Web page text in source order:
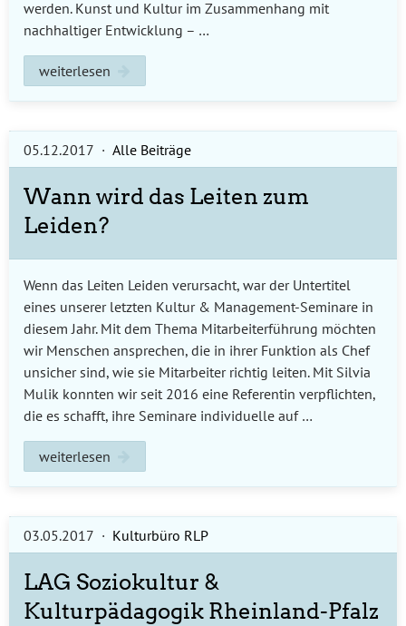
werden. Kunst und Kultur im Zusammenhang mit
nachhaltiger Entwicklung – …
weiterlesen
05.12.2017 · Alle Beiträge
Wann wird das Leiten zum
Leiden?
Wenn das Leiten Leiden verursacht, war der Untertitel
eines unserer letzten Kultur & Management-Seminare in
diesem Jahr. Mit dem Thema Mitarbeiterführung möchten
wir Menschen ansprechen, die in ihrer Funktion als Chef
unsicher sind, wie sie Mitarbeiter richtig leiten. Mit Silvia
Mulik konnten wir seit 2016 eine Referentin verpflichten,
die es schafft, ihre Seminare individuelle auf …
weiterlesen
03.05.2017 · Kulturbüro RLP
LAG Soziokultur &
Kulturpädagogik Rheinland-Pfalz